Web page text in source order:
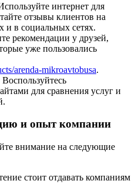
интернет для
отзывы клиентов на
и в социальных сетях.
рекомендации у друзей,
уже пользовались
arenda-mikroavtobusa.
Воспользуйтесь
для сравнения услуг и
и опыт компании
внимание на следующие
стоит отдавать компаниям